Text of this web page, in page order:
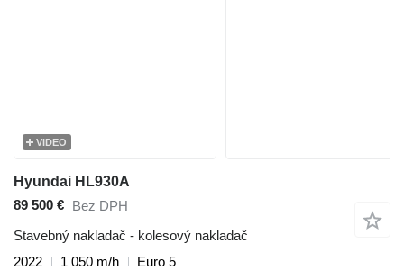
VIDEO
Hyundai HL930A
89 500 € Bez DPH
Stavebný nakladač - kolesový nakladač
2022
1 050 m/h
Euro 5